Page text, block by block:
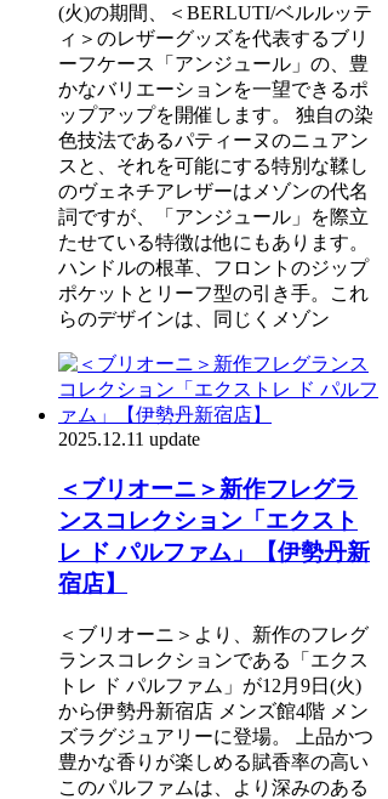
(火)の期間、＜BERLUTI/ベルルッテ
ィ＞のレザーグッズを代表するブリ
ーフケース「アンジュール」の、豊
かなバリエーションを一望できるポ
ップアップを開催します。 独自の染
色技法であるパティーヌのニュアン
スと、それを可能にする特別な鞣し
のヴェネチアレザーはメゾンの代名
詞ですが、「アンジュール」を際立
たせている特徴は他にもあります。
ハンドルの根革、フロントのジップ
ポケットとリーフ型の引き手。これ
らのデザインは、同じくメゾン
2025.12.11 update
＜ブリオーニ＞新作フレグラ
ンスコレクション「エクスト
レ ド パルファム」【伊勢丹新
宿店】
＜ブリオーニ＞より、新作のフレグ
ランスコレクションである「エクス
トレ ド パルファム」が12月9日(火)
から伊勢丹新宿店 メンズ館4階 メン
ズラグジュアリーに登場。 上品かつ
豊かな香りが楽しめる賦香率の高い
このパルファムは、より深みのある